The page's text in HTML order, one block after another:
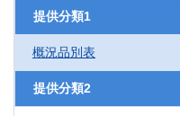
提供分類1
概況品別表
提供分類2